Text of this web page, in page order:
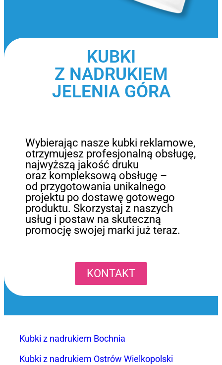
KUBKI
Z NADRUKIEM
JELENIA GÓRA
Wybierając nasze kubki reklamowe,
otrzymujesz profesjonalną obsługę,
najwyższą jakość druku
oraz kompleksową obsługę –
od przygotowania unikalnego
projektu po dostawę gotowego
produktu. Skorzystaj z naszych
usług i postaw na skuteczną
promocję swojej marki już teraz.
KONTAKT
Kubki z nadrukiem Bochnia
Kubki z nadrukiem Ostrów Wielkopolski